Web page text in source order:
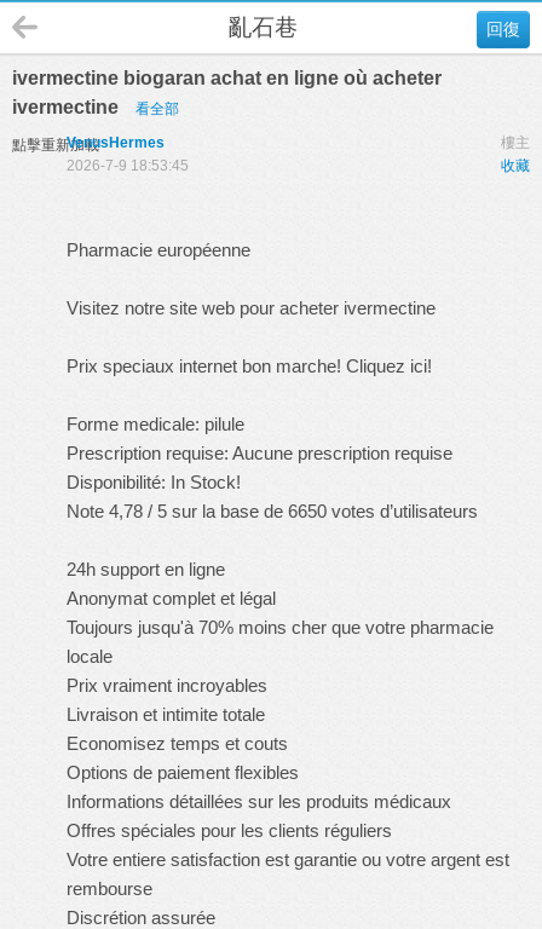
回復
亂石巷
ivermectine biogaran achat en ligne où acheter
ivermectine
看全部
點擊重新加載 樓主
VenusHermes
收藏
2026-7-9 18:53:45
Pharmacie européenne
Visitez notre site web pour acheter ivermectine
Prix speciaux internet bon marche! Cliquez ici!
Forme medicale: pilule
Prescription requise: Aucune prescription requise
Disponibilité: In Stock!
Note 4,78 / 5 sur la base de 6650 votes d’utilisateurs
24h support en ligne
Anonymat complet et légal
Toujours jusqu'à 70% moins cher que votre pharmacie
locale
Prix vraiment incroyables
Livraison et intimite totale
Economisez temps et couts
Options de paiement flexibles
Informations détaillées sur les produits médicaux
Offres spéciales pour les clients réguliers
Votre entiere satisfaction est garantie ou votre argent est
rembourse
Discrétion assurée